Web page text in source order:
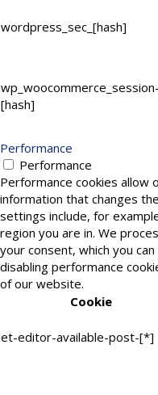
wordpress_sec_[hash]
wp_woocommerce_session-
[hash]
Performance
Performance
Performance cookies
information that changes
settings include, for
region you are in. We
your consent, which you
disabling performance
of our website.
Cookie
et-editor-available-post-[*]